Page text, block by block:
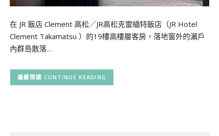
在 JR 飯店 Clement 高松／JR高松克雷緬特飯店（JR Hotel
Clement Takamatsu ）的19樓高樓層客房，落地窗外的瀨戶
內群島散落…
CONTINUE READING